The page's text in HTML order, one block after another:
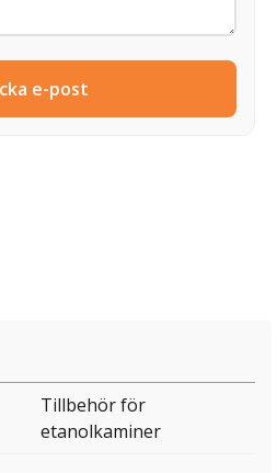
e-post
Tillbehör för
etanolkaminer